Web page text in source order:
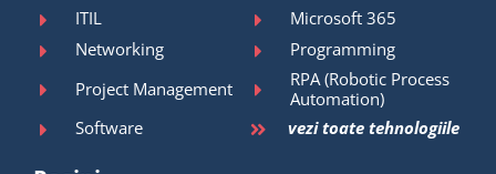
ITIL
Microsoft 365
Networking
Programming
Project Management
RPA (Robotic Process
Automation)
Software
vezi toate tehnologiile